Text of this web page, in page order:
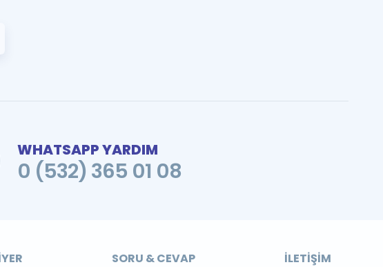
WHATSAPP YARDIM
0 (532) 365 01 08
SORU & CEVAP İLETIŞIM